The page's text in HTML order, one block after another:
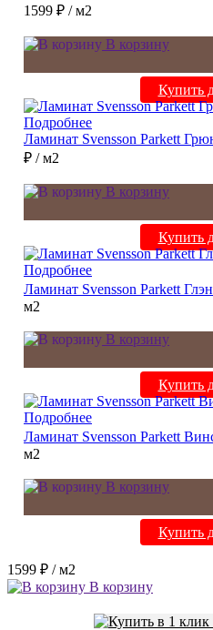
1599 ₽ / м2
В корзину
Купить
Подробнее
Ламинат Svensson Parkett
₽ / м2
В корзину
Купить
Подробнее
Ламинат Svensson Parkett
м2
В корзину
Купить
Подробнее
Ламинат Svensson Parkett
м2
В корзину
Купить
1599 ₽ / м2
В корзину